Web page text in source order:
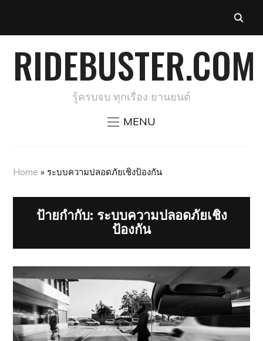
RIDEBUSTER.COM
รู้ครบจบ ทุกเรื่อง ยานยนต์
MENU
Home » ระบบความปลอดภัยเชิงป้องกัน
ป้ายกำกับ: ระบบความปลอดภัยเชิง
ป้องกัน